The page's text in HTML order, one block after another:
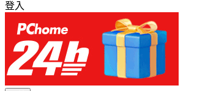
登入